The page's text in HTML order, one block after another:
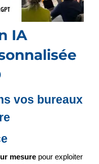
IA
vos bureaux
mesure pour exploiter